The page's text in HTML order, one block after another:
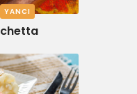
YANCI